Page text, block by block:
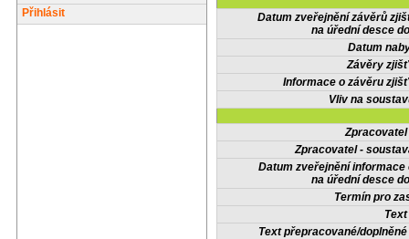
Přihlásit
Datum zveřejnění závěrů
na úřední desce
Datum
Závěry
Informace o závěru
Vliv na
Zpracovatel -
Datum zveřejnění informace
na úřední desce
Termín pro
Text přepracované/